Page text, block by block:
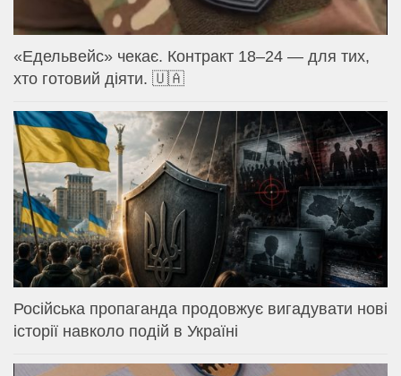
«Едельвейс» чекає. Контракт 18–24 — для тих,
хто готовий діяти. 🇺🇦
Російська пропаганда продовжує вигадувати нові
історії навколо подій в Україні